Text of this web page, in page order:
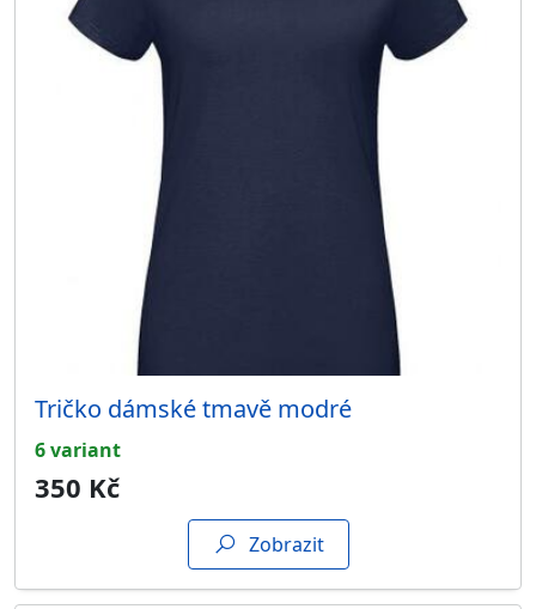
Tričko dámské tmavě modré
6 variant
350 Kč
Zobrazit